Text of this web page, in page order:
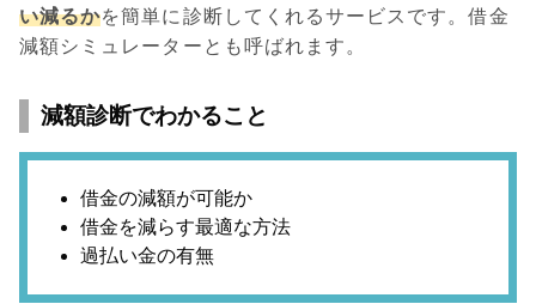
い減るかを簡単に診断してくれるサービスです。借金
減額シミュレーターとも呼ばれます。
減額診断でわかること
借金の減額が可能か
借金を減らす最適な方法
過払い金の有無